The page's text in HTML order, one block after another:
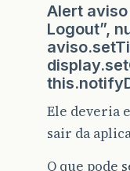
Alert
Logout”,
Ele deveria
sair da
O que pode